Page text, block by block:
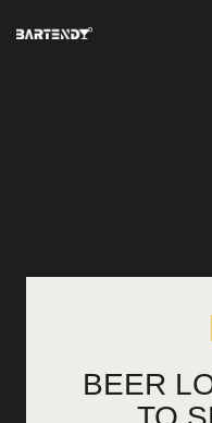
BEER